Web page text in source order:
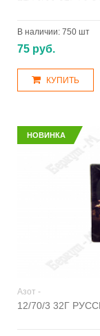
В наличии: 750 шт
75 руб.
КУПИТЬ
НОВИНКА
Азот -
12/70/3 32Г